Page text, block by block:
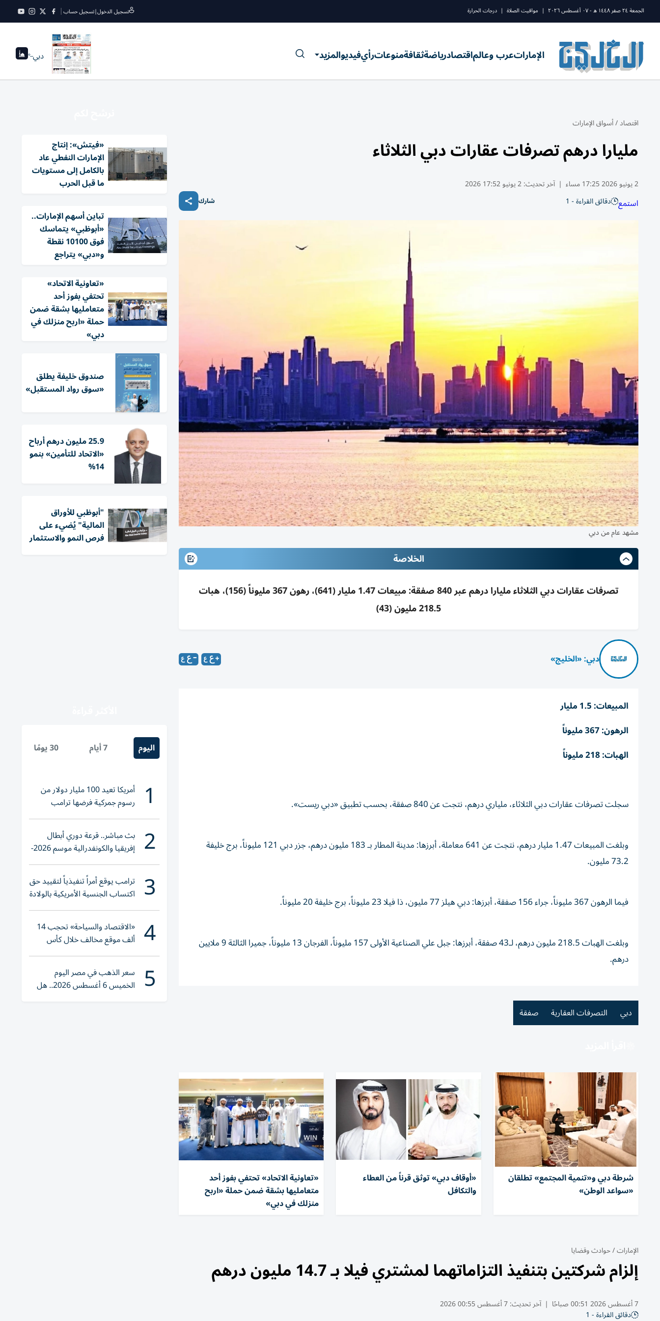
الجمعة ٢٤ صفر ١٤٤٨ ه - ٠٧ أغسطس ٢٠٢٦ | مواقيت الصلاة | درجات الحرارة تسجيل الدخول|تسجيل حساب
الإماراتعرب وعالماقتصادرياضةثقافةمنوعاترأيفيديوالمزيد دبي--°
اقتصاد/أسواق الإمارات
مليارا درهم تصرفات عقارات دبي الثلاثاء
2 يونيو 2026 17:25 مساء | آخر تحديث:2 يونيو 17:52 2026
استمع دقائق القراءة - 1 شارك
مشهد عام من دبي
الخلاصة
تصرفات عقارات دبي الثلاثاء مليارا درهم عبر 840 صفقة: مبيعات 1.47 مليار (641)، رهون 367 مليوناً (156)، هبات
218.5 مليون (43)
دبي: «الخليج»
المبيعات: 1.5 مليار
الرهون: 367 مليوناً
الهبات: 218 مليوناً
سجلت تصرفات عقارات دبي الثلاثاء، ملياري درهم، نتجت عن 840 صفقة، بحسب تطبيق «دبي ريست».
وبلغت المبيعات 1.47 مليار درهم، نتجت عن 641 معاملة، أبرزها: مدينة المطار بـ 183 مليون درهم، جزر دبي 121 مليوناً، برج خليفة
73.2 مليون.
فيما الرهون 367 مليوناً، جراء 156 صفقة، أبرزها: دبي هيلز 77 مليون، ذا فيلا 23 مليوناً، برج خليفة 20 مليوناً.
وبلغت الهبات 218.5 مليون درهم، لـ43 صفقة، أبرزها: جبل علي الصناعية الأولى 157 مليوناً، الفرجان 13 مليوناً، جميرا الثالثة 9 ملايين
درهم.
دبي التصرفات العقارية صفقة
شرطة دبي و«تنمية المجتمع» تطلقان
«سواعد الوطن»
«أوقاف دبي» توثق قرناً من العطاء
والتكافل
«تعاونية الاتحاد» تحتفي بفوز أحد
متعامليها بشقة ضمن حملة «اربح
منزلك في دبي»
الإمارات/حوادث وقضايا
إلزام شركتين بتنفيذ التزاماتهما لمشتري فيلا بـ 14.7 مليون درهم
7 أغسطس 2026 00:51 صباحًا | آخر تحديث:7 أغسطس 00:55 2026
دقائق القراءة - 1
«فيتش»: إنتاج
الإمارات النفطي عاد
بالكامل إلى مستويات
ما قبل الحرب
تباين أسهم الإمارات..
«أبوظبي» يتماسك
فوق 10100 نقطة
و«دبي» يتراجع
«تعاونية الاتحاد»
تحتفي بفوز أحد
متعامليها بشقة ضمن
حملة «اربح منزلك في
دبي»
صندوق خليفة يطلق
«سوق رواد المستقبل»
25.9 مليون درهم أرباح
«الاتحاد للتأمين» بنمو
14%
"أبوظبي للأوراق
المالية" يُضيء على
فرص النمو والاستثمار
اليوم 7 أيام 30 يومًا
1 أمريكا تعيد 100 مليار دولار من
رسوم جمركية فرضها ترامب
2 بث مباشر.. قرعة دوري أبطال
إفريقيا والكونفدرالية موسم 2026-
2027
3 ترامب يوقع أمراً تنفيذياً لتقييد حق
اكتساب الجنسية الأمريكية بالولادة
4 «الاقتصاد والسياحة» تحجب 14
ألف موقع مخالف خلال كأس
العالم 2026
5 سعر الذهب في مصر اليوم
الخميس 6 أغسطس 2026.. هل